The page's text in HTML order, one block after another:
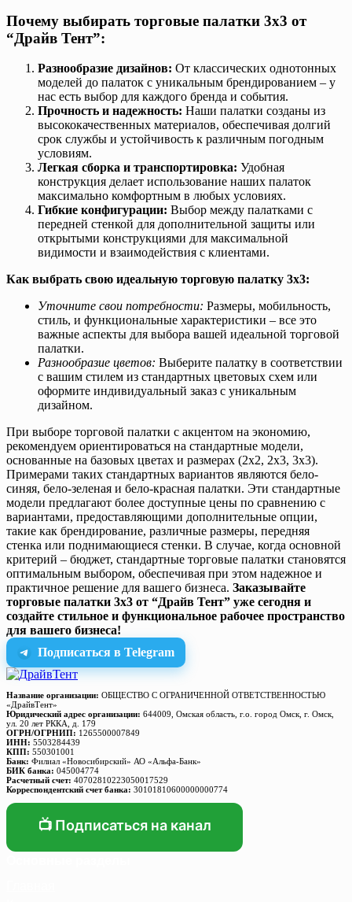
Почему выбирать торговые палатки 3х3 от
“Драйв Тент”:
Разнообразие дизайнов: От классических однотонных
моделей до палаток с уникальным брендированием – у
нас есть выбор для каждого бренда и события.
Прочность и надежность: Наши палатки созданы из
высококачественных материалов, обеспечивая долгий
срок службы и устойчивость к различным погодным
условиям.
Легкая сборка и транспортировка: Удобная
конструкция делает использование наших палаток
максимально комфортным в любых условиях.
Гибкие конфигурации: Выбор между палатками с
передней стенкой для дополнительной защиты или
открытыми конструкциями для максимальной
видимости и взаимодействия с клиентами.
Как выбрать свою идеальную торговую палатку 3х3:
Уточните свои потребности: Размеры, мобильность,
стиль, и функциональные характеристики – все это
важные аспекты для выбора вашей идеальной торговой
палатки.
Разнообразие цветов: Выберите палатку в соответствии
с вашим стилем из стандартных цветовых схем или
оформите индивидуальный заказ с уникальным
дизайном.
При выборе торговой палатки с акцентом на экономию,
рекомендуем ориентироваться на стандартные модели,
основанные на базовых цветах и размерах (2х2, 2х3, 3х3).
Примерами таких стандартных вариантов являются бело-
синяя, бело-зеленая и бело-красная палатки. Эти стандартные
модели предлагают более доступные цены по сравнению с
вариантами, предоставляющими дополнительные опции,
такие как брендирование, различные размеры, передняя
стенка или поднимающиеся стенки. В случае, когда основной
критерий – бюджет, стандартные торговые палатки становятся
оптимальным выбором, обеспечивая при этом надежное и
практичное решение для вашего бизнеса. Заказывайте
торговые палатки 3х3 от “Драйв Тент” уже сегодня и
создайте стильное и функциональное рабочее пространство
для вашего бизнеса!
Подписаться в Telegram
Название организации: ОБЩЕСТВО С ОГРАНИЧЕННОЙ ОТВЕТСТВЕННОСТЬЮ
«ДрайвТент»
Юридический адрес организации: 644009, Омская область, г.о. город Омск, г. Омск,
ул. 20 лет РККА, д. 179
ОГРН/ОГРНИП: 1265500007849
ИНН: 5503284439
КПП: 550301001
Банк: Филиал «Новосибирский» АО «Альфа-Банк»
БИК банка: 045004774
Расчетный счет: 40702810223050017529
Корреспондентский счет банка: 30101810600000000774
📺 Подписаться на канал